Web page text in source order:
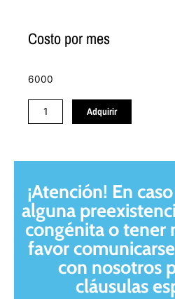
Costo por mes
6000
Plan
Conventional
Adquirir
¡Atención! En
alguna
congénita o tener
favor
con nosotros
cláusulas